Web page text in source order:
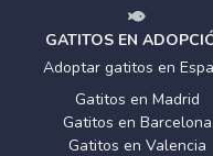
GATITOS EN
Adoptar gatitos en
Gatitos en Madrid
Gatitos en Barcelona
Gatitos en Valencia